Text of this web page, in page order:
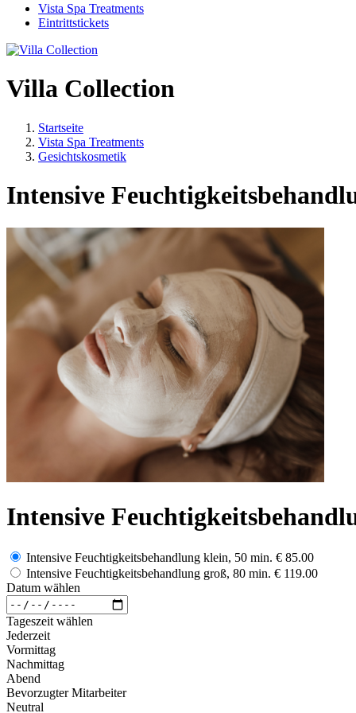
Vista Spa Treatments
Eintrittstickets
Villa Collection
Startseite
Vista Spa Treatments
Gesichtskosmetik
Intensive
Intensive
Intensive Feuchtigkeitsbehandlung klein, 50 min. € 85.00
Intensive Feuchtigkeitsbehandlung groß, 80 min. € 119.00
Datum wählen
Tageszeit wählen
Jederzeit
Vormittag
Nachmittag
Abend
Bevorzugter Mitarbeiter
Neutral